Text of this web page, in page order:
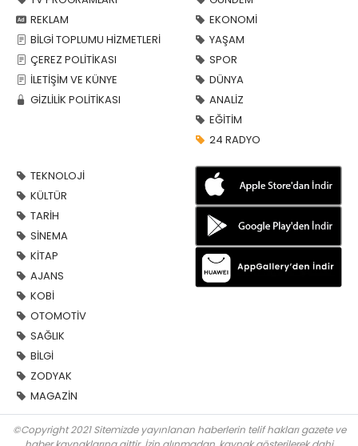
REKLAM
BİLGİ TOPLUMU HİZMETLERİ
ÇEREZ POLİTİKASI
İLETİŞİM VE KÜNYE
GİZLİLİK POLİTİKASI
EKONOMİ
YAŞAM
SPOR
DÜNYA
ANALİZ
EĞİTİM
24 RADYO
TEKNOLOJİ
KÜLTÜR
TARİH
SİNEMA
KİTAP
AJANS
KOBİ
OTOMOTİV
SAĞLIK
BİLGİ
ZODYAK
MAGAZİN
©Copyright 2021 Sitemizde yayınlanan haberlerin telif hakları gazete ve